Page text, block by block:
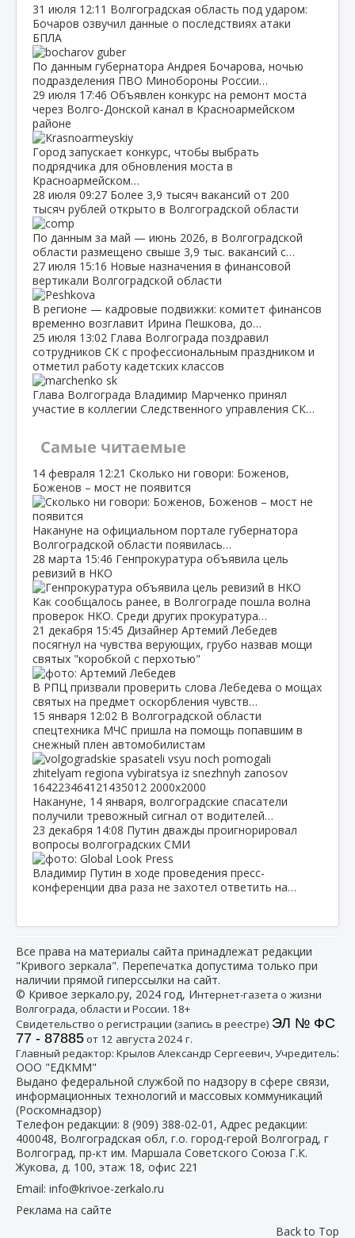
31 июля 12:11 Волгоградская область под ударом:
Бочаров озвучил данные о последствиях атаки
БПЛА
По данным губернатора Андрея Бочарова, ночью
подразделения ПВО Минобороны России…
29 июля 17:46 Объявлен конкурс на ремонт моста
через Волго‑Донской канал в Красноармейском
районе
Город запускает конкурс, чтобы выбрать
подрядчика для обновления моста в
Красноармейском…
28 июля 09:27 Более 3,9 тысяч вакансий от 200
тысяч рублей открыто в Волгоградской области
По данным за май — июнь 2026, в Волгоградской
области размещено свыше 3,9 тыс. вакансий с…
27 июля 15:16 Новые назначения в финансовой
вертикали Волгоградской области
В регионе — кадровые подвижки: комитет финансов
временно возглавит Ирина Пешкова, до…
25 июля 13:02 Глава Волгограда поздравил
сотрудников СК с профессиональным праздником и
отметил работу кадетских классов
Глава Волгограда Владимир Марченко принял
участие в коллегии Следственного управления СК…
Самые читаемые
14 февраля 12:21 Сколько ни говори: Боженов,
Боженов – мост не появится
Накануне на официальном портале губернатора
Волгоградской области появилась…
28 марта 15:46 Генпрокуратура объявила цель
ревизий в НКО
Как сообщалось ранее, в Волгограде пошла волна
проверок НКО. Среди других прокуратура…
21 декабря 15:45 Дизайнер Артемий Лебедев
посягнул на чувства верующих, грубо назвав мощи
святых "коробкой с перхотью"
В РПЦ призвали проверить слова Лебедева о мощах
святых на предмет оскорбления чувств…
15 января 12:02 В Волгоградской области
спецтехника МЧС пришла на помощь попавшим в
снежный плен автомобилистам
Накануне, 14 января, волгоградские спасатели
получили тревожный сигнал от водителей…
23 декабря 14:08 Путин дважды проигнорировал
вопросы волгоградских СМИ
Владимир Путин в ходе проведения пресс-
конференции два раза не захотел ответить на…
Все права на материалы сайта принадлежат редакции
"Кривого зеркала". Перепечатка допустима только при
наличии прямой гиперссылки на сайт.
© Кривое зеркало.ру, 2024 год, Интернет-газета о жизни
Волгограда, области и России. 18+
Свидетельство о регистрации (запись в реестре) ЭЛ № ФС
77 - 87885от 12 августа 2024 г.
Главный редактор: Крылов Александр Сергеевич, Учредитель:
ООО "ЕДКММ"
Выдано федеральной службой по надзору в сфере связи,
информационных технологий и массовых коммуникаций
(Роскомнадзор)
Телефон редакции: 8 (909) 388-02-01 , Адрес редакции:
400048, Волгоградская обл, г.о. город-герой Волгоград, г
Волгоград, пр-кт им. Маршала Советского Союза Г.К.
Жукова, д. 100, этаж 18, офис 221
Email: info@krivoe-zerkalo.ru
Реклама на сайте
Back to Top